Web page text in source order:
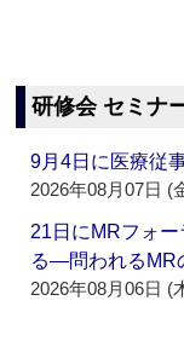
研修会 セミナ
9月4日に医療従
2026年08月07日 (
21日にMRフォ
る―問われる
2026年08月06日 (